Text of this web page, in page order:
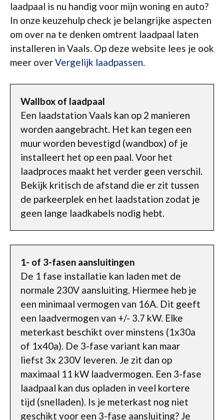
laadpaal is nu handig voor mijn woning en auto?
In onze keuzehulp check je belangrijke aspecten
om over na te denken omtrent laadpaal laten
installeren in Vaals. Op deze website lees je ook
meer overVergelijk laadpassen.
Wallbox of laadpaal
Een laadstation Vaals kan op 2 manieren
worden aangebracht. Het kan tegen een
muur worden bevestigd (wandbox) of je
installeert het op een paal. Voor het
laadproces maakt het verder geen verschil.
Bekijk kritisch de afstand die er zit tussen
de parkeerplek en het laadstation zodat je
geen lange laadkabels nodig hebt.
1- of 3-fasen aansluitingen
De 1 fase installatie kan laden met de
normale 230V aansluiting. Hiermee heb je
een minimaal vermogen van 16A. Dit geeft
een laadvermogen van +/- 3.7 kW. Elke
meterkast beschikt over minstens (1x30a
of 1x40a). De 3-fase variant kan maar
liefst 3x 230V leveren. Je zit dan op
maximaal 11 kW laadvermogen. Een 3-fase
laadpaal kan dus opladen in veel kortere
tijd (snelladen). Is je meterkast nog niet
geschikt voor een 3-fase aansluiting? Je